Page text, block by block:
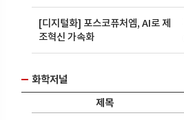
[디지털화] 포스코퓨처엠, AI로 제
조혁신 가속화
화학저널
제목